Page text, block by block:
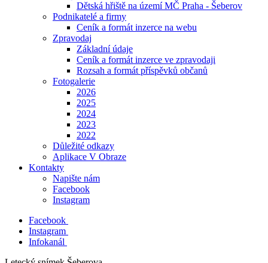
Dětská hřiště na území MČ Praha - Šeberov
Podnikatelé a firmy
Ceník a formát inzerce na webu
Zpravodaj
Základní údaje
Ceník a formát inzerce ve zpravodaji
Rozsah a formát příspěvků občanů
Fotogalerie
2026
2025
2024
2023
2022
Důležité odkazy
Aplikace V Obraze
Kontakty
Napište nám
Facebook
Instagram
Facebook
Instagram
Infokanál